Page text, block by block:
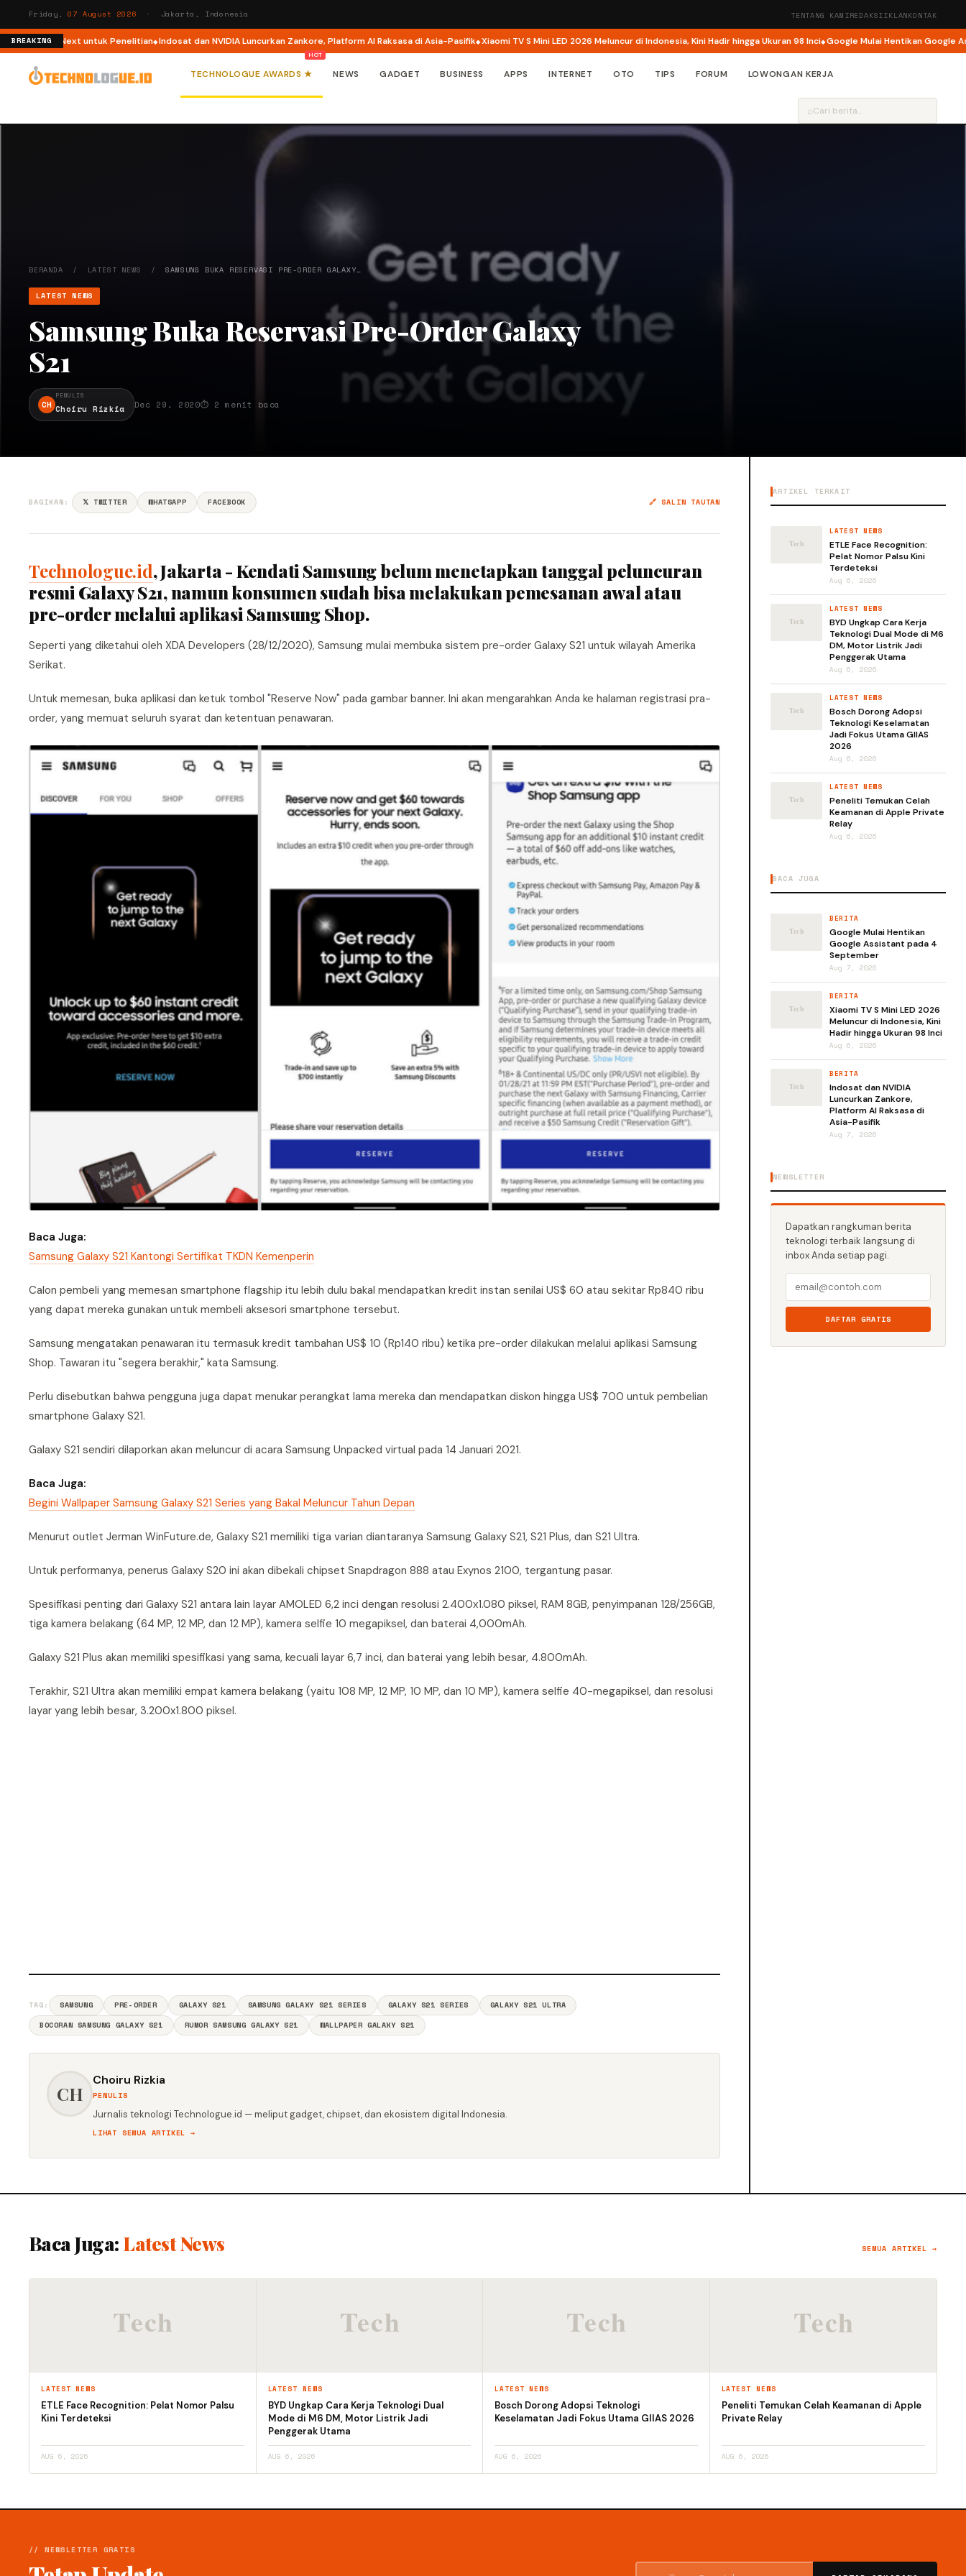
Friday,07 August 2026 · Jakarta, Indonesia TENTANG KAMIREDAKSIIKLANKONTAK
BREAKING untuk Penelitian Indosat dan NVIDIA Luncurkan Zankore, Platform AI Raksasa di Asia-Pasifik Xiaomi TV S Mini LED 2026 Meluncur di Indonesia, Kini Hadir hingga Ukuran 98 Inci Google Mulai Hentikan Google
TECHNOLOGUE AWARDS ★ NEWS GADGET BUSINESS APPS INTERNET OTO TIPS FORUM LOWONGAN KERJA
⌕
BERANDA / LATEST NEWS /SAMSUNG BUKA RESERVASI PRE-ORDER GALAXY…
LATEST NEWS
Samsung Buka Reservasi Pre-Order Galaxy
S21
CH
PENULIS
Choiru Rizkia Dec 29, 2020⏱ 2 menit baca
BAGIKAN: 𝕏 TWITTER WHATSAPP FACEBOOK 🔗 SALIN TAUTAN
Technologue.id, Jakarta - Kendati Samsung belum menetapkan tanggal peluncuran
resmi Galaxy S21, namun konsumen sudah bisa melakukan pemesanan awal atau
pre-order melalui aplikasi Samsung Shop.
Seperti yang diketahui oleh XDA Developers (28/12/2020), Samsung mulai membuka sistem pre-order Galaxy S21 untuk wilayah Amerika
Serikat.
Untuk memesan, buka aplikasi dan ketuk tombol "Reserve Now" pada gambar banner. Ini akan mengarahkan Anda ke halaman registrasi pra-
order, yang memuat seluruh syarat dan ketentuan penawaran.
Baca Juga:
Samsung Galaxy S21 Kantongi Sertifikat TKDN Kemenperin
Calon pembeli yang memesan smartphone flagship itu lebih dulu bakal mendapatkan kredit instan senilai US$ 60 atau sekitar Rp840 ribu
yang dapat mereka gunakan untuk membeli aksesori smartphone tersebut.
Samsung mengatakan penawaran itu termasuk kredit tambahan US$ 10 (Rp140 ribu) ketika pre-order dilakukan melalui aplikasi Samsung
Shop. Tawaran itu "segera berakhir," kata Samsung.
Perlu disebutkan bahwa pengguna juga dapat menukar perangkat lama mereka dan mendapatkan diskon hingga US$ 700 untuk pembelian
smartphone Galaxy S21.
Galaxy S21 sendiri dilaporkan akan meluncur di acara Samsung Unpacked virtual pada 14 Januari 2021.
Baca Juga:
Begini Wallpaper Samsung Galaxy S21 Series yang Bakal Meluncur Tahun Depan
Menurut outlet Jerman WinFuture.de, Galaxy S21 memiliki tiga varian diantaranya Samsung Galaxy S21, S21 Plus, dan S21 Ultra.
Untuk performanya, penerus Galaxy S20 ini akan dibekali chipset Snapdragon 888 atau Exynos 2100, tergantung pasar.
Spesifikasi penting dari Galaxy S21 antara lain layar AMOLED 6,2 inci dengan resolusi 2.400x1.080 piksel, RAM 8GB, penyimpanan 128/256GB,
tiga kamera belakang (64 MP, 12 MP, dan 12 MP), kamera selfie 10 megapiksel, dan baterai 4,000mAh.
Galaxy S21 Plus akan memiliki spesifikasi yang sama, kecuali layar 6,7 inci, dan baterai yang lebih besar, 4.800mAh.
Terakhir, S21 Ultra akan memiliki empat kamera belakang (yaitu 108 MP, 12 MP, 10 MP, dan 10 MP), kamera selfie 40-megapiksel, dan resolusi
layar yang lebih besar, 3.200x1.800 piksel.
TAG: SAMSUNG PRE-ORDER GALAXY S21 SAMSUNG GALAXY S21 SERIES GALAXY S21 SERIES
GALAXY S21 ULTRA
BOCORAN SAMSUNG GALAXY S21
RUMOR SAMSUNG GALAXY S21 WALLPAPER GALAXY S21
CH
Choiru Rizkia
PENULIS
Jurnalis teknologi Technologue.id — meliput gadget, chipset, dan ekosistem digital Indonesia.
LIHAT SEMUA ARTIKEL →
ARTIKEL TERKAIT
LATEST NEWS
ETLE Face Recognition:
Pelat Nomor Palsu Kini
Terdeteksi
Aug 6, 2026
LATEST NEWS
BYD Ungkap Cara Kerja
Teknologi Dual Mode di M6
DM, Motor Listrik Jadi
Penggerak Utama
Aug 6, 2026
LATEST NEWS
Bosch Dorong Adopsi
Teknologi Keselamatan
Jadi Fokus Utama GIIAS
2026
Aug 6, 2026
LATEST NEWS
Peneliti Temukan Celah
Keamanan di Apple Private
Relay
Aug 6, 2026
BACA JUGA
BERITA
Google Mulai Hentikan
Google Assistant pada 4
September
Aug 7, 2026
BERITA
Xiaomi TV S Mini LED 2026
Meluncur di Indonesia, Kini
Hadir hingga Ukuran 98 Inci
Aug 6, 2026
BERITA
Indosat dan NVIDIA
Luncurkan Zankore,
Platform AI Raksasa di
Asia-Pasifik
Aug 7, 2026
NEWSLETTER
Dapatkan rangkuman berita
teknologi terbaik langsung di
inbox Anda setiap pagi.
DAFTAR GRATIS
Baca Juga: Latest News SEMUA ARTIKEL →
LATEST NEWS
ETLE Face Recognition: Pelat Nomor Palsu
Kini Terdeteksi
AUG 6, 2026
LATEST NEWS
BYD Ungkap Cara Kerja Teknologi Dual
Mode di M6 DM, Motor Listrik Jadi
Penggerak Utama
AUG 6, 2026
LATEST NEWS
Bosch Dorong Adopsi Teknologi
Keselamatan Jadi Fokus Utama GIIAS 2026
AUG 6, 2026
LATEST NEWS
Peneliti Temukan Celah Keamanan di Apple
Private Relay
AUG 6, 2026
// NEWSLETTER GRATIS